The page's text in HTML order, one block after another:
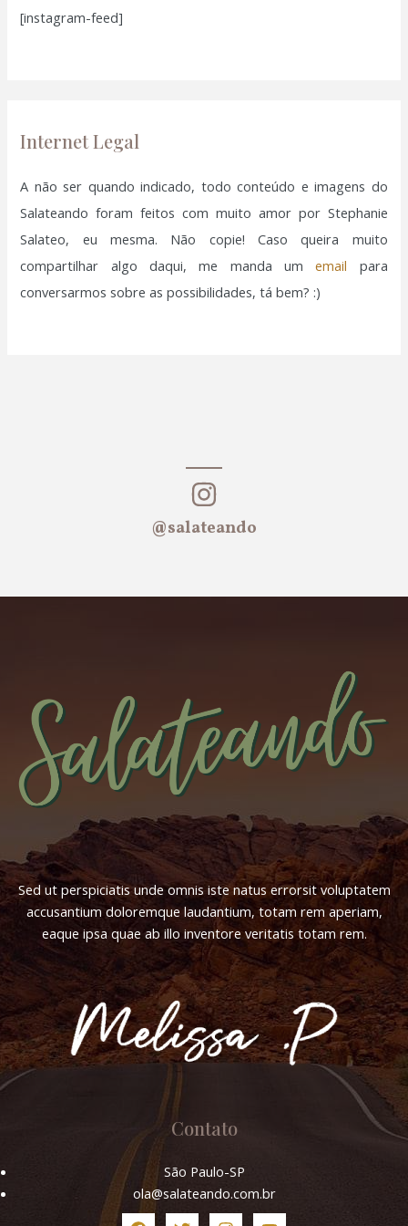
s
r
[instagram-feed]
Internet Legal
A não ser quando indicado, todo conteúdo e imagens do
Salateando foram feitos com muito amor por Stephanie
Salateo, eu mesma. Não copie! Caso queira muito
compartilhar algo daqui, me manda umemail para
conversarmos sobre as possibilidades, tá bem? :)
@salateando
Sed ut perspiciatis unde omnis iste natus errorsit voluptatem
accusantium doloremque laudantium, totam rem aperiam,
eaque ipsa quae ab illo inventore veritatis totam rem.
Contato
São Paulo-SP
ola@salateando.com.br